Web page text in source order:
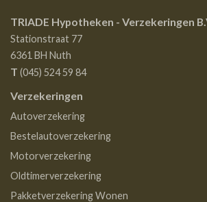
TRIADE Hypotheken - Verzekeringen
Stationstraat 77
6361 BH Nuth
T (045) 524 59 84
Verzekeringen
Autoverzekering
Bestelautoverzekering
Motorverzekering
Oldtimerverzekering
Pakketverzekering Wonen